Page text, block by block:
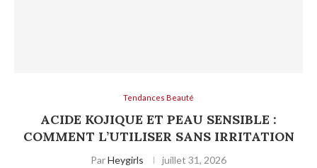
Tendances Beauté
ACIDE KOJIQUE ET PEAU SENSIBLE :
COMMENT L’UTILISER SANS IRRITATION
ParHeygirls juillet 31, 2026